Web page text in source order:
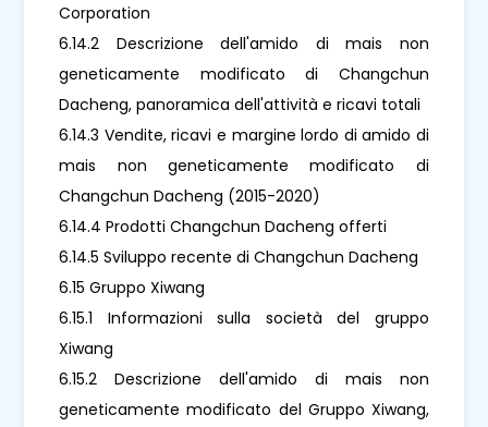
Corporation
6.14.2 Descrizione dell'amido di mais non
geneticamente modificato di Changchun
Dacheng, panoramica dell'attività e ricavi totali
6.14.3 Vendite, ricavi e margine lordo di amido di
mais non geneticamente modificato di
Changchun Dacheng (2015-2020)
6.14.4 Prodotti Changchun Dacheng offerti
6.14.5 Sviluppo recente di Changchun Dacheng
6.15 Gruppo Xiwang
6.15.1 Informazioni sulla società del gruppo
Xiwang
6.15.2 Descrizione dell'amido di mais non
geneticamente modificato del Gruppo Xiwang,